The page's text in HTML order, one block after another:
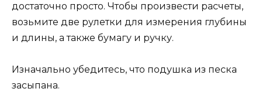
достаточно просто. Чтобы произвести расчеты,
возьмите две рулетки для измерения глубины
и длины, а также бумагу и ручку.
Изначально убедитесь, что подушка из песка
засыпана.